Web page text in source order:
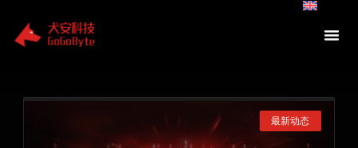
content
最新动态
PagePagePage